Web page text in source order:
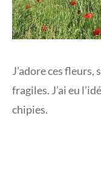
J’adore ces fleurs,
fragiles. J’ai eu
chipies.